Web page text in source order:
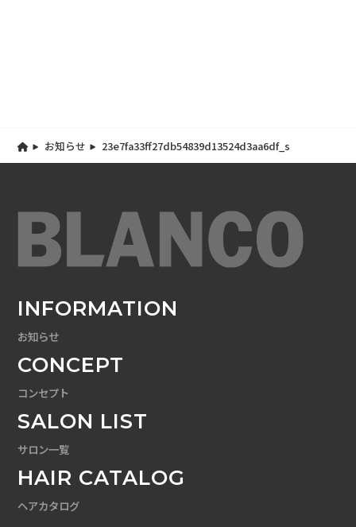
お知らせ 23e7fa33ff27db54839d13524d3aa6df_s
INFORMATION
お知らせ
CONCEPT
コンセプト
SALON LIST
サロン一覧
HAIR CATALOG
ヘアカタログ